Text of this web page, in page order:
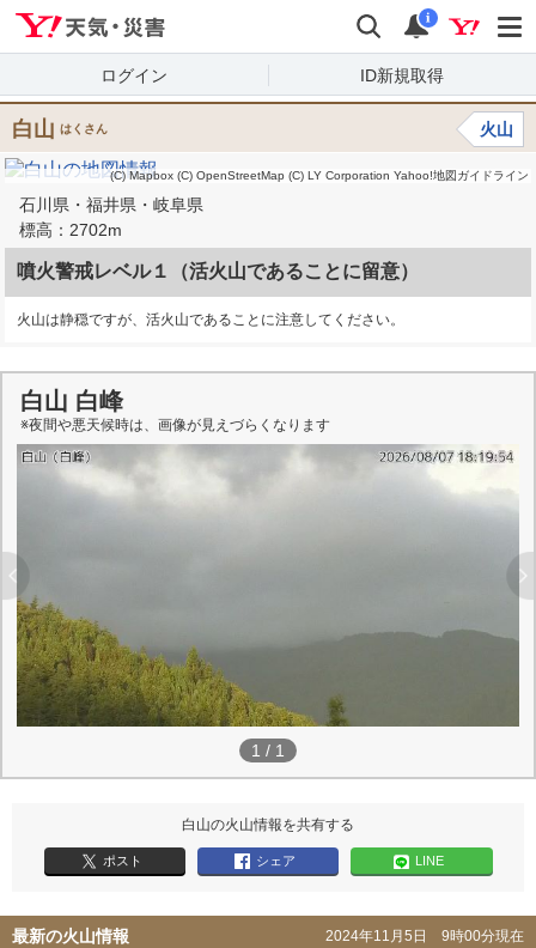
検索 通知
i
ログイン ID新規取得
白山 はくさん 火山
(C) Mapbox (C) OpenStreetMap (C) LY Corporation Yahoo!地図ガイドライン
石川県・福井県・岐阜県
標高：2702m
噴火警戒レベル１（活火山であることに留意）
火山は静穏ですが、活火山であることに注意してください。
白山 白峰
※夜間や悪天候時は、画像が見えづらくなります
1 / 1
白山の火山情報を共有する
ポスト シェア LINE
最新の火山情報 2024年11月5日 9時00分現在